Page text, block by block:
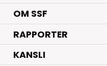
OM SSF
RAPPORTER
KANSLI